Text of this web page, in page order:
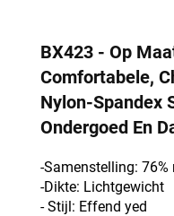
BX423 - Op
Comfortabele,
Nylon-Spandex
Ondergoed En
-Samenstelling: 76%
-Dikte: Lichtgewicht
- Stijl: Effend yed